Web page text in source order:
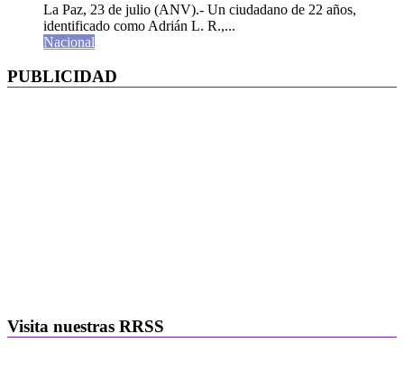
La Paz, 23 de julio (ANV).- Un ciudadano de 22 años,
identificado como Adrián L. R.,...
Nacional
PUBLICIDAD
Visita nuestras RRSS